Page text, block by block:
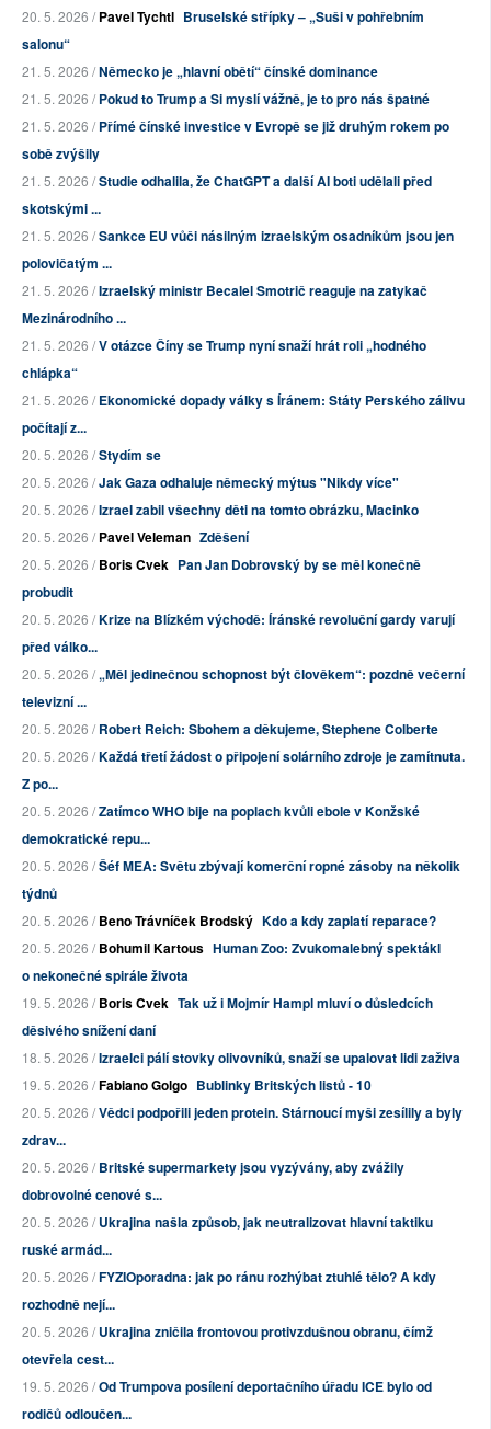
20. 5. 2026 /Pavel Tychtl Bruselské střípky – „Suši v pohřebním
salonu“
21. 5. 2026 /Německo je „hlavní obětí“ čínské dominance
21. 5. 2026 /Pokud to Trump a Si myslí vážně, je to pro nás špatné
21. 5. 2026 /Přímé čínské investice v Evropě se již druhým rokem po
sobě zvýšily
21. 5. 2026 /Studie odhalila, že ChatGPT a další AI boti udělali před
skotskými ...
21. 5. 2026 /Sankce EU vůči násilným izraelským osadníkům jsou jen
polovičatým ...
21. 5. 2026 /Izraelský ministr Becalel Smotrič reaguje na zatykač
Mezinárodního ...
21. 5. 2026 /V otázce Číny se Trump nyní snaží hrát roli „hodného
chlápka“
21. 5. 2026 /Ekonomické dopady války s Íránem: Státy Perského zálivu
počítají z...
20. 5. 2026 /Stydím se
20. 5. 2026 /Jak Gaza odhaluje německý mýtus "Nikdy více"
20. 5. 2026 /Izrael zabil všechny děti na tomto obrázku, Macinko
20. 5. 2026 /Pavel Veleman Zděšení
20. 5. 2026 /Boris Cvek Pan Jan Dobrovský by se měl konečně
probudit
20. 5. 2026 /Krize na Blízkém východě: Íránské revoluční gardy varují
před válko...
20. 5. 2026 /„Měl jedinečnou schopnost být člověkem“: pozdně večerní
televizní ...
20. 5. 2026 /Robert Reich: Sbohem a děkujeme, Stephene Colberte
20. 5. 2026 /Každá třetí žádost o připojení solárního zdroje je zamítnuta.
Z po...
20. 5. 2026 /Zatímco WHO bije na poplach kvůli ebole v Konžské
demokratické repu...
20. 5. 2026 /Šéf MEA: Světu zbývají komerční ropné zásoby na několik
týdnů
20. 5. 2026 /Beno Trávníček Brodský Kdo a kdy zaplatí reparace?
20. 5. 2026 /Bohumil Kartous Human Zoo: Zvukomalebný spektákl
o nekonečné spirále života
19. 5. 2026 /Boris Cvek Tak už i Mojmír Hampl mluví o důsledcích
děsivého snížení daní
18. 5. 2026 /Izraelci pálí stovky olivovníků, snaží se upalovat lidi zaživa
19. 5. 2026 /Fabiano Golgo Bublinky Britských listů - 10
20. 5. 2026 /Vědci podpořili jeden protein. Stárnoucí myši zesílily a byly
zdrav...
20. 5. 2026 /Britské supermarkety jsou vyzývány, aby zvážily
dobrovolné cenové s...
20. 5. 2026 /Ukrajina našla způsob, jak neutralizovat hlavní taktiku
ruské armád...
20. 5. 2026 /FYZIOporadna: jak po ránu rozhýbat ztuhlé tělo? A kdy
rozhodně nejí...
20. 5. 2026 /Ukrajina zničila frontovou protivzdušnou obranu, čímž
otevřela cest...
19. 5. 2026 /Od Trumpova posílení deportačního úřadu ICE bylo od
rodičů odloučen...